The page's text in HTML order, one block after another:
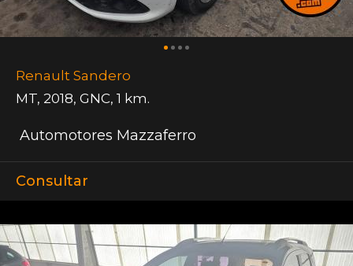
Renault Sandero
MT, 2018, GNC, 1 km.
Automotores Mazzaferro
Consultar